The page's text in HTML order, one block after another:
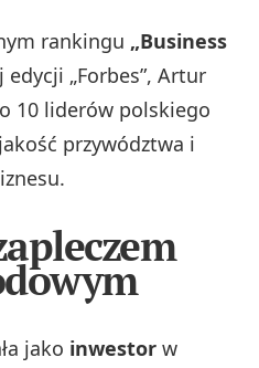
rankingu „Business
edycji „Forbes”, Artur
10 liderów polskiego
przywództwa i
jako inwestor w